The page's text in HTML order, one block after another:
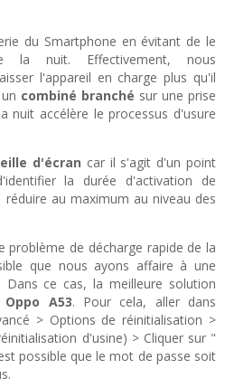
du Smartphone en évitant de le
la nuit. Effectivement, nous
l'appareil en charge plus qu'il
combiné branché sur une prise
nuit accélère le processus d'usure
d'écran car il s'agit d'un point
la durée d'activation de
au maximum au niveau des
problème de décharge rapide de la
que nous ayons affaire à une
Dans ce cas, la meilleure solution
A53. Pour cela, aller dans
> Options de réinitialisation >
d'usine) > Cliquer sur "
possible que le mot de passe soit